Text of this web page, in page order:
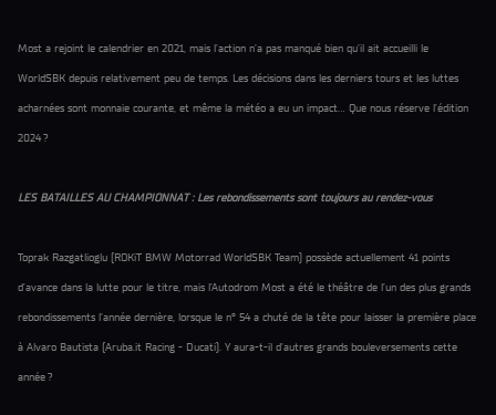
Most a rejoint le calendrier en 2021, mais l’action n’a pas manqué bien qu’il ait accueilli le
WorldSBK depuis relativement peu de temps. Les décisions dans les derniers tours et les luttes
acharnées sont monnaie courante, et même la météo a eu un impact… Que nous réserve l’édition
2024 ?
LES BATAILLES AU CHAMPIONNAT : Les rebondissements sont toujours au rendez-vous
Toprak Razgatlioglu (ROKiT BMW Motorrad WorldSBK Team) possède actuellement 41 points
d’avance dans la lutte pour le titre, mais l’Autodrom Most a été le théâtre de l’un des plus grands
rebondissements l’année dernière, lorsque le n° 54 a chuté de la tête pour laisser la première place
à Alvaro Bautista (Aruba.it Racing - Ducati). Y aura-t-il d’autres grands bouleversements cette
année ?